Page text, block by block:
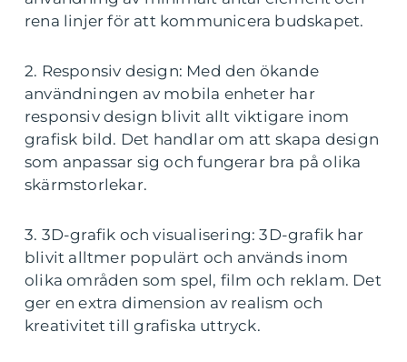
rena linjer för att kommunicera budskapet.
2. Responsiv design: Med den ökande
användningen av mobila enheter har
responsiv design blivit allt viktigare inom
grafisk bild. Det handlar om att skapa design
som anpassar sig och fungerar bra på olika
skärmstorlekar.
3. 3D-grafik och visualisering: 3D-grafik har
blivit alltmer populärt och används inom
olika områden som spel, film och reklam. Det
ger en extra dimension av realism och
kreativitet till grafiska uttryck.